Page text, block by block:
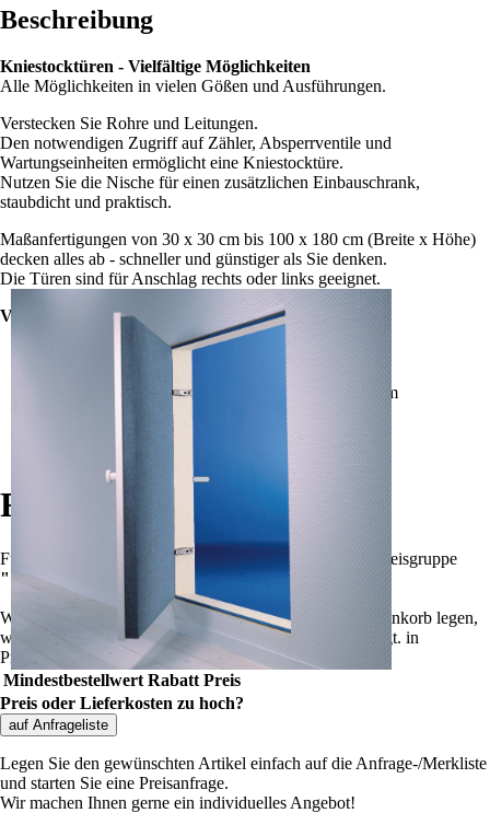
Beschreibung
Kniestocktüren - Vielfältige Möglichkeiten
Alle Möglichkeiten in vielen Gößen und Ausführungen.
Verstecken Sie Rohre und Leitungen.
Den notwendigen Zugriff auf Zähler, Absperrventile und
Wartungseinheiten ermöglicht eine Kniestocktüre.
Nutzen Sie die Nische für einen zusätzlichen Einbauschrank,
staubdicht und praktisch.
Maßanfertigungen von 30 x 30 cm bis 100 x 180 cm (Breite x Höhe)
decken alles ab - schneller und günstiger als Sie denken.
Die Türen sind für Anschlag rechts oder links geeignet.
Vielfältige Ausführungen für viele Einsatzgebiete:
Wandbündig: Glatter Übergang zur Wand
PushLock-Verschluss: Versenkbarer Griffknopf
Korpus: Einbauschrank mit staubdichtem Stauraum
2-flügelig: Geteilte Türe
3-seitig: Ohne Bodenschwelle unten offen
Rabatte
Für die Summe aller Artikel Summe aller Artikel
in Preisgruppe
""
Wenn Sie weitere Artikel dieser Preisgruppe in den Warenkorb legen,
wird der Rabatt automatisch angepasst und dort angezeigt. in
Preisgruppe
gelten folgende Rabatte:
Mindestbestellwert Rabatt Preis
Preis oder Lieferkosten zu hoch?
auf Anfrageliste
Legen Sie den gewünschten Artikel einfach auf die Anfrage-/Merkliste
und starten Sie eine Preisanfrage.
Wir machen Ihnen gerne ein individuelles Angebot!